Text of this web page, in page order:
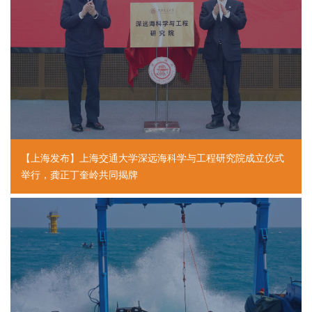
【上海发布】上海交通大学深远海科学与工程研究院成立仪式
举行，龚正丁奎岭共同揭牌